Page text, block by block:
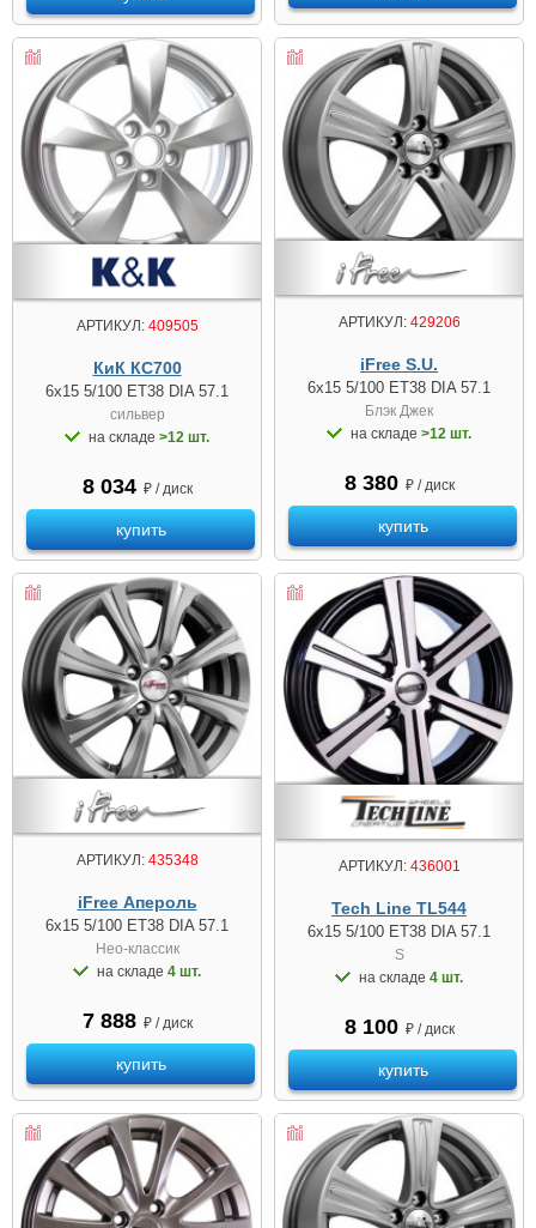
АРТИКУЛ:409505
КиК КС700
6x15 5/100 ET38 DIA 57.1
сильвер
на складе >12 шт.
8 034 ₽ / диск
купить
АРТИКУЛ:429206
iFree S.U.
6x15 5/100 ET38 DIA 57.1
Блэк Джек
на складе >12 шт.
8 380 ₽ / диск
купить
АРТИКУЛ:435348
iFree Апероль
6x15 5/100 ET38 DIA 57.1
Нео-классик
на складе 4 шт.
7 888 ₽ / диск
купить
АРТИКУЛ:436001
Tech Line TL544
6x15 5/100 ET38 DIA 57.1
S
на складе 4 шт.
8 100 ₽ / диск
купить